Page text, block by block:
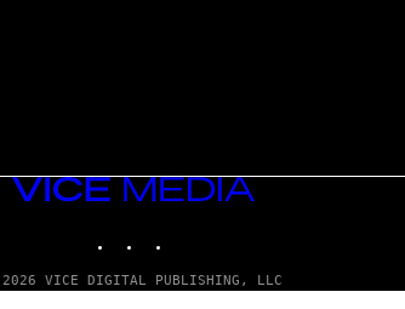
VICE
MEDIA
VICE DIGITAL PUBLISHING, LLC